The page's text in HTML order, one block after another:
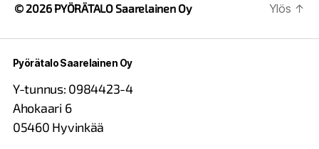
© 2026 PYÖRÄTALO Saarelainen Oy Ylös ↑
Pyörätalo Saarelainen Oy
Y-tunnus: 0984423-4
Ahokaari 6
05460 Hyvinkää